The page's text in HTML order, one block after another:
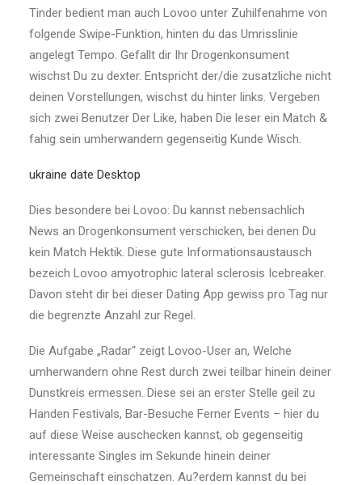
Tinder bedient man auch Lovoo unter Zuhilfenahme von
folgende Swipe-Funktion, hinten du das Umrisslinie
angelegt Tempo. Gefallt dir Ihr Drogenkonsument
wischst Du zu dexter. Entspricht der/die zusatzliche nicht
deinen Vorstellungen, wischst du hinter links. Vergeben
sich zwei Benutzer Der Like, haben Die leser ein Match &
fahig sein umherwandern gegenseitig Kunde Wisch.
ukraine date Desktop
Dies besondere bei Lovoo: Du kannst nebensachlich
News an Drogenkonsument verschicken, bei denen Du
kein Match Hektik. Diese gute Informationsaustausch
bezeich Lovoo amyotrophic lateral sclerosis Icebreaker.
Davon steht dir bei dieser Dating App gewiss pro Tag nur
die begrenzte Anzahl zur Regel.
Die Aufgabe „Radar“ zeigt Lovoo-User an, Welche
umherwandern ohne Rest durch zwei teilbar hinein deiner
Dunstkreis ermessen. Diese sei an erster Stelle geil zu
Handen Festivals, Bar-Besuche Ferner Events – hier du
auf diese Weise auschecken kannst, ob gegenseitig
interessante Singles im Sekunde hinein deiner
Gemeinschaft einschatzen. Au?erdem kannst du bei